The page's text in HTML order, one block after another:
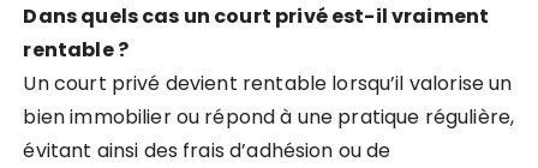
Dans quels cas un court privé est-il vraiment
rentable ?
Un court privé devient rentable lorsqu’il valorise un
bien immobilier ou répond à une pratique régulière,
évitant ainsi des frais d’adhésion ou de